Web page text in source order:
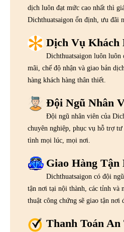
dịch luôn đạt mức cao nhất thì
Dichthuatsaigon ổn định, ưu đãi
Dịch Vụ Khách
Dichthuatsaigon luôn luôn
mãi, chế độ nhận và giao bản
hàng khách hàng thân thiết.
Đội Ngũ Nhân
Đội ngũ nhân viên của
chuyên nghiệp, phục vụ hỗ trợ
tình mọi lúc, mọi nơi.
Giao Hàng Tận
Dichthuatsaigon có đội
tận nơi tại nội thành, các tỉnh và
thuật công chứng sẽ giao tận nơi
Thanh Toán An